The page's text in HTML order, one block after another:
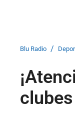
Blu Radio /